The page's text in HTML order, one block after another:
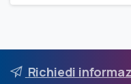
Richiedi